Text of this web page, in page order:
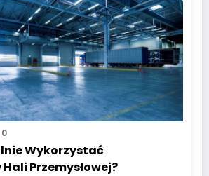
0
Wykorzystać
Przemysłowej?